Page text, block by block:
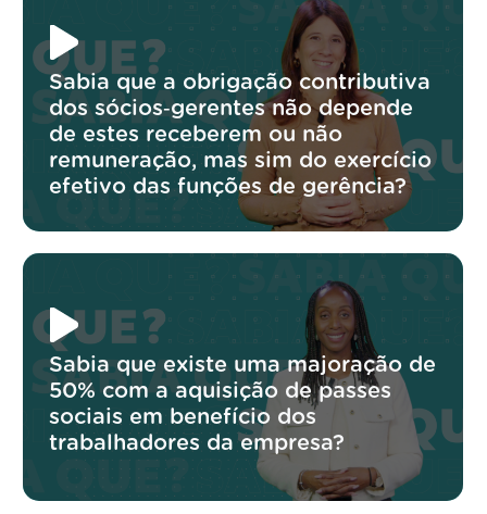
Sabia que a obrigação contributiva
dos sócios‑gerentes não depende
de estes receberem ou não
remuneração, mas sim do exercício
efetivo das funções de gerência?
Sabia que existe uma majoração de
50% com a aquisição de passes
sociais em benefício dos
trabalhadores da empresa?